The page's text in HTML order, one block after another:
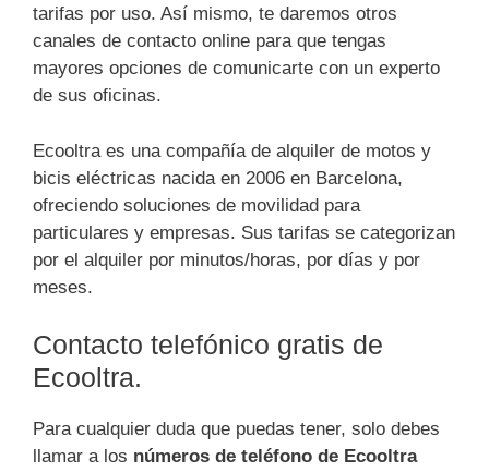
tarifas por uso. Así mismo, te daremos otros
canales de contacto online para que tengas
mayores opciones de comunicarte con un experto
de sus oficinas.
Ecooltra es una compañía de alquiler de motos y
bicis eléctricas nacida en 2006 en Barcelona,
ofreciendo soluciones de movilidad para
particulares y empresas. Sus tarifas se categorizan
por el alquiler por minutos/horas, por días y por
meses.
Contacto telefónico gratis de
Ecooltra.
Para cualquier duda que puedas tener, solo debes
llamar a los números de teléfono de Ecooltra